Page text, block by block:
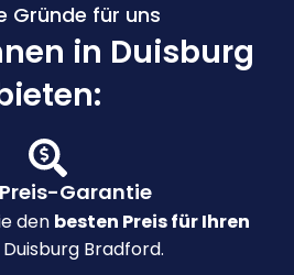
Gründe für uns
in Duisburg
Garantie
den besten Preis für Ihren
Duisburg Bradford.